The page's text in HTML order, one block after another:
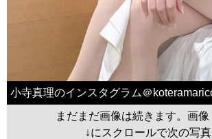
小寺真理のインスタグラム＠
まだまだ画像は続きます。画像
↓にスクロールで次の写